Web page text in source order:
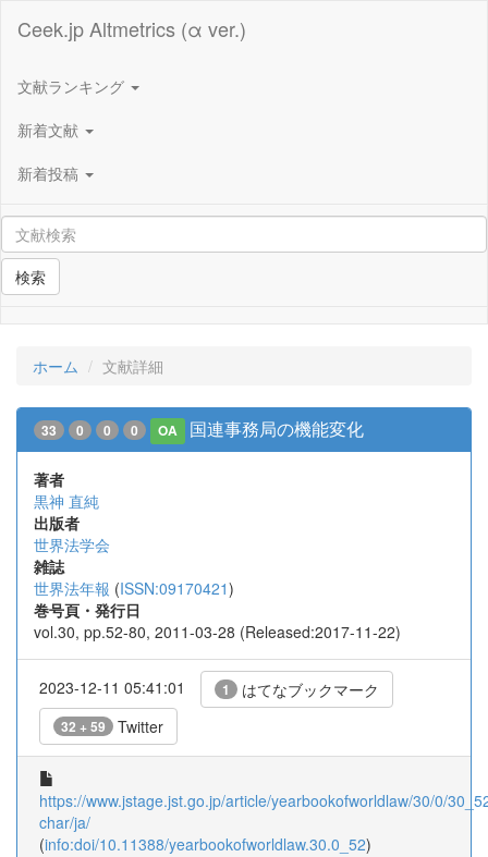
Ceek.jp Altmetrics (α ver.)
文献ランキング
新着文献
新着投稿
検索
ホーム 文献詳細
33 0 0 0 OA 国連事務局の機能変化
著者
黒神 直純
出版者
世界法学会
雑誌
世界法年報 (ISSN:09170421)
巻号頁・発行日
vol.30, pp.52-80, 2011-03-28 (Released:2017-11-22)
2023-12-11 05:41:01 1 はてなブックマーク
32 + 59 Twitter
https://www.jstage.jst.go.jp/article/yearbookofworldlaw/30/0/
char/ja/
(info:doi/10.11388/yearbookofworldlaw.30.0_52)